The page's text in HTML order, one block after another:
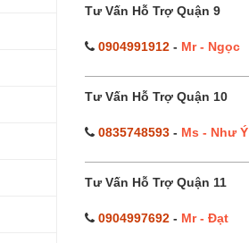
Tư Vấn Hỗ Trợ Quận 9
0904991912- Mr - Ngọc
Tư Vấn Hỗ Trợ Quận 10
0835748593- Ms - Như Ý
Tư Vấn Hỗ Trợ Quận 11
0904997692- Mr - Đạt